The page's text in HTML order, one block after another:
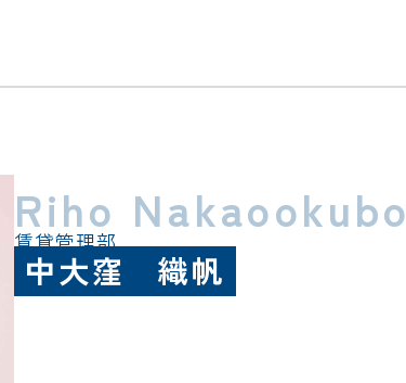
Riho Nakaookubo
賃貸管理部
中大窪 織帆